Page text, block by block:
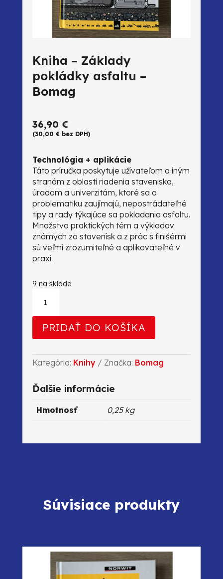
Kniha – Základy
pokládky asfaltu –
Bomag
36,90 €
(30,00 €bez DPH)
Technológia + aplikácie
Táto príručka poskytuje užívateľom a iným
stranám z oblasti riadenia staveniska,
úradom a univerzitám, ktoré sa o
problematiku zaujímajú, nepostrádateľné
tipy a rady týkajúce sa pokladania asfaltu.
Množstvo praktických tém a výkladov
známych zo stavenísk a z prác s finišérmi
sú veľmi zrozumiteľné a aplikovateľné v
praxi.
9 na sklade
Kniha
Základy
pokládky
-
Bomag
PRIDAŤ DO KOŠÍKA
Kategória: Knihy Značka: Bomag
Ďalšie informácie
Hmotnosť 0,25 kg
Súvisiace produkty